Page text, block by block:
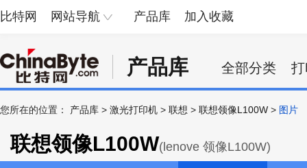
比特网 网站导航 产品库 加入收藏
产品库 全部分类
您所在的位置： 产品库 > 激光打印机 > 联想 > 联想领像L100W > 图片
联想领像L100W(lenove 领像L100W)